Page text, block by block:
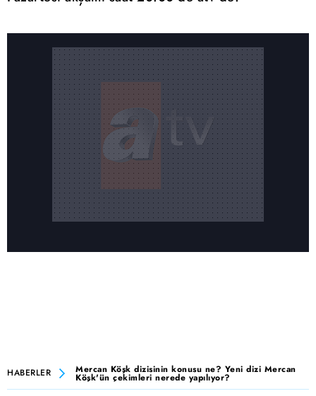
HABERLER Mercan Köşk dizisinin konusu ne? Yeni dizi Mercan
Köşk'ün çekimleri nerede yapılıyor?